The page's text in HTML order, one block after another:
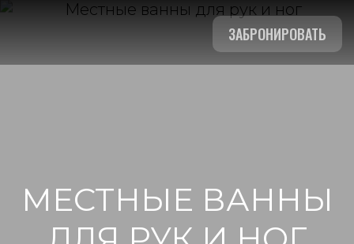
ЗАБРОНИРОВАТЬ
МЕСТНЫЕ ВАННЫ